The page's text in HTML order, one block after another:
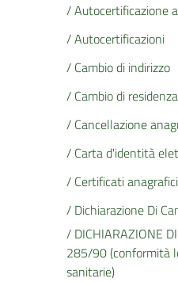
/ Autocertificazione
/ Autocertificazioni
/ Cambio di indirizzo
/ Cambio di
/ Cancellazione
/ Carta d'identità
/ Certificati anagrafici
/ Dichiarazione Di
/ DICHIARAZIONE DI
285/90 (conformità
sanitarie)